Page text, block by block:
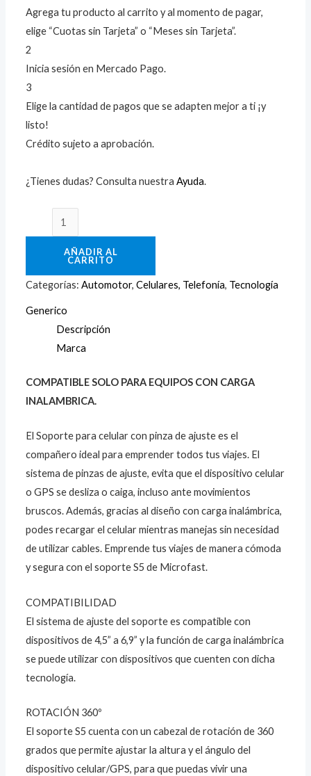
Agrega tu producto al carrito y al momento de pagar,
elige “Cuotas sin Tarjeta” o “Meses sin Tarjeta”.
2
Inicia sesión en Mercado Pago.
3
Elige la cantidad de pagos que se adapten mejor a ti ¡y
listo!
Crédito sujeto a aprobación.
¿Tienes dudas? Consulta nuestraAyuda.
AÑADIR AL
CARRITO
Categorías:Automotor,Celulares, Telefonía, Tecnología
Generico
Descripción
Marca
COMPATIBLE SOLO PARA EQUIPOS CON CARGA
INALAMBRICA.
El Soporte para celular con pinza de ajuste es el
compañero ideal para emprender todos tus viajes. El
sistema de pinzas de ajuste, evita que el dispositivo celular
o GPS se desliza o caiga, incluso ante movimientos
bruscos. Además, gracias al diseño con carga inalámbrica,
podes recargar el celular mientras manejas sin necesidad
de utilizar cables. Emprende tus viajes de manera cómoda
y segura con el soporte S5 de Microfast.
COMPATIBILIDAD
El sistema de ajuste del soporte es compatible con
dispositivos de 4,5” a 6,9” y la función de carga inalámbrica
se puede utilizar con dispositivos que cuenten con dicha
tecnología.
ROTACIÓN 360º
El soporte S5 cuenta con un cabezal de rotación de 360
grados que permite ajustar la altura y el ángulo del
dispositivo celular/GPS, para que puedas vivir una